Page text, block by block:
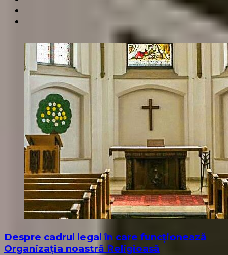
Despre cadrul legal în care funcționează
Organizația noastră Religioasă